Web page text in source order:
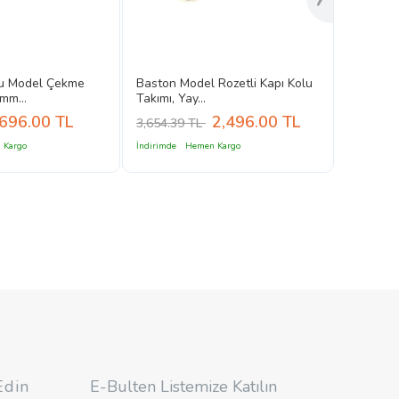
Model Çekme
TL
Kargo
Baston Model Rozetli Kapı Kolu
Takımı, Yay...
3,654.39 TL 2,496.00 TL
İndirimde Hemen Kargo
E-Bulten Listemize Katılın